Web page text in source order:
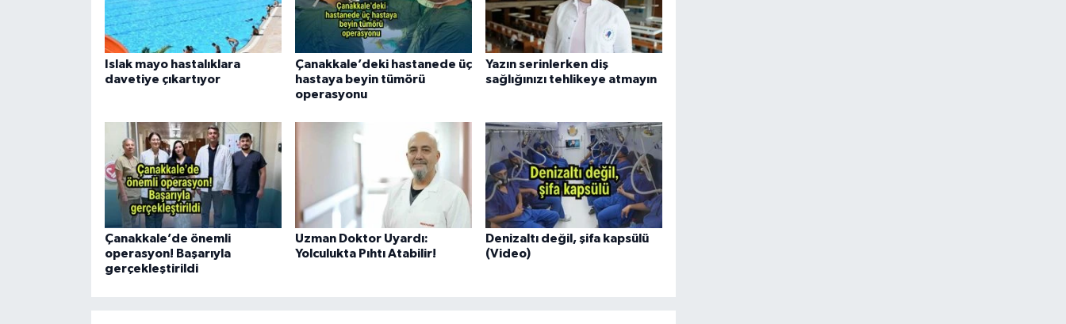
Islak mayo hastalıklara
davetiye çıkartıyor
Çanakkale’deki hastanede üç
hastaya beyin tümörü
operasyonu
Yazın serinlerken diş
sağlığınızı tehlikeye atmayın
Çanakkale’de önemli
operasyon! Başarıyla
gerçekleştirildi
Uzman Doktor Uyardı:
Yolculukta Pıhtı Atabilir!
Denizaltı değil, şifa kapsülü
(Video)